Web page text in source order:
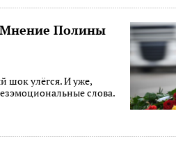
Полины
шок улёгся. И уже,
слова.